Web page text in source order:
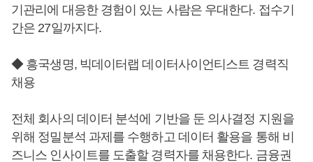
기관리에 대응한 경험이 있는 사람은 우대한다. 접수기
간은 27일까지다.
◆ 흥국생명, 빅데이터랩 데이터사이언티스트 경력직
채용
전체 회사의 데이터 분석에 기반을 둔 의사결정 지원을
위해 정밀분석 과제를 수행하고 데이터 활용을 통해 비
즈니스 인사이트를 도출할 경력자를 채용한다. 금융권